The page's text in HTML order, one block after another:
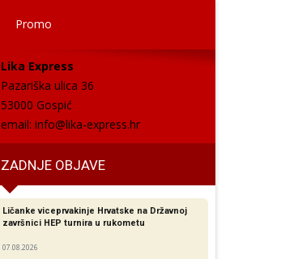
Promo
Lika Express
Pazariška ulica 36
53000 Gospić
email: info@lika-express.hr
ZADNJE OBJAVE
Ličanke viceprvakinje Hrvatske na Državnoj
završnici HEP turnira u rukometu
07.08.2026